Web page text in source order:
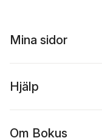
Berntsson Ewa
Rabinowitz,A. Vredin
Mina sidor
Hjälp
Om Bokus